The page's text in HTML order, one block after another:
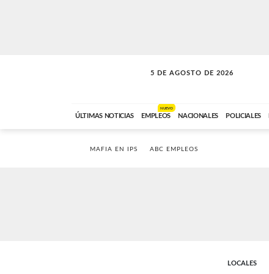
5 DE AGOSTO DE 2026
SOLO MÚSICA
ÚLTIMAS NOTICIAS EMPLEOS
NUEVO
NACIONALES POLICIALES
MAFIA EN IPS ABC EMPLEOS
LOCALES